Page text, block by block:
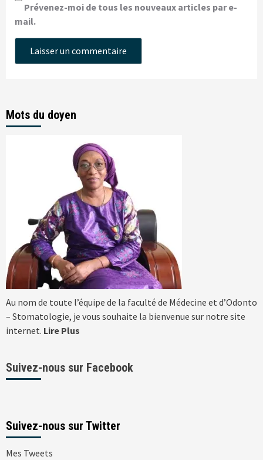
Prévenez-moi de tous les nouveaux articles par e-
mail.
Mots du doyen
Au nom de toute l’équipe de la faculté de Médecine et d’Odonto
– Stomatologie, je vous souhaite la bienvenue sur notre site
internet. Lire Plus
Suivez-nous sur Facebook
Suivez-nous sur Twitter
Mes Tweets